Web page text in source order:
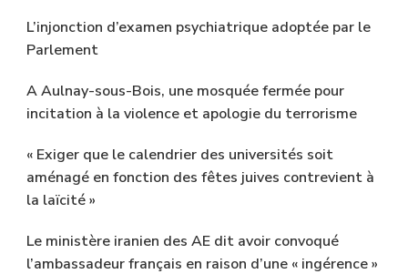
L’injonction d’examen psychiatrique adoptée par le
Parlement
A Aulnay-sous-Bois, une mosquée fermée pour
incitation à la violence et apologie du terrorisme
« Exiger que le calendrier des universités soit
aménagé en fonction des fêtes juives contrevient à
la laïcité »
Le ministère iranien des AE dit avoir convoqué
l’ambassadeur français en raison d’une « ingérence »